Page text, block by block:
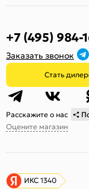
+7 (495) 984-
Заказать звонок
Стать
Расскажите о нас
Оцените магазин
ИКС 1340